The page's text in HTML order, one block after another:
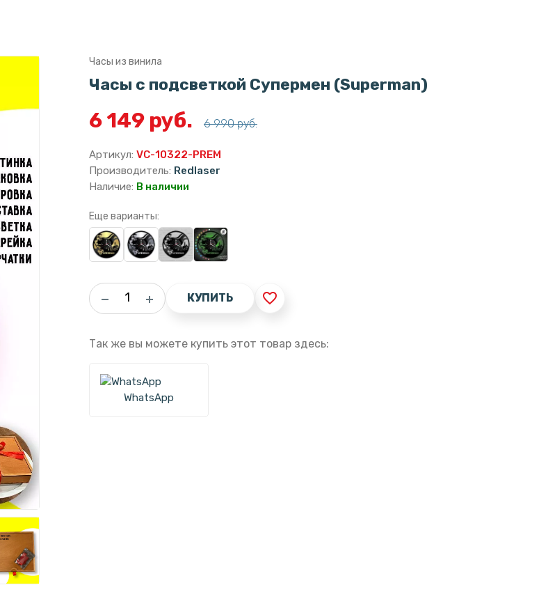
Часы из винила
Часы с подсветкой Супермен (Superman)
6 149 руб. 6 990 руб.
Артикул: VC-10322-PREM
Производитель: Redlaser
Наличие: В наличии
Еще варианты:
КУПИТЬ favorite_border
Так же вы можете купить этот товар здесь:
WhatsApp